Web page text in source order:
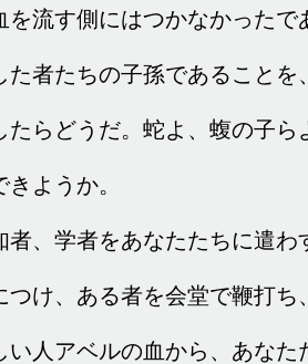
流す側にはつかなかったで
者たちの子孫であることを
らどうだ。蛇よ、蝮の子ら
ようか。
、学者をあなたたちに遣わ
け、ある者を会堂で鞭打ち
い人アベルの血から、あなた